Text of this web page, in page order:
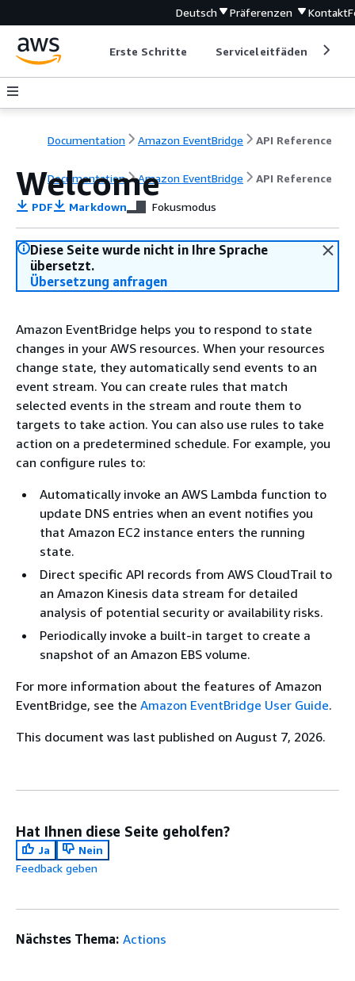
Deutsch Präferenzen Kontakt
Erste Schritte Serviceleitfäden
Documentation Amazon EventBridge API Reference
Documentation Amazon EventBridge API Reference
Welcome
PDF Markdown Fokusmodus
Diese Seite wurde nicht in Ihre Sprache
übersetzt.
Übersetzung anfragen
Amazon EventBridge helps you to respond to state
changes in your AWS resources. When your resources
change state, they automatically send events to an
event stream. You can create rules that match
selected events in the stream and route them to
targets to take action. You can also use rules to take
action on a predetermined schedule. For example, you
can configure rules to:
Automatically invoke an AWS Lambda function to
update DNS entries when an event notifies you
that Amazon EC2 instance enters the running
state.
Direct specific API records from AWS CloudTrail to
an Amazon Kinesis data stream for detailed
analysis of potential security or availability risks.
Periodically invoke a built-in target to create a
snapshot of an Amazon EBS volume.
For more information about the features of Amazon
EventBridge, see the Amazon EventBridge User Guide.
This document was last published on August 7, 2026.
Hat Ihnen diese Seite geholfen?
Ja
Nein
Feedback geben
Nächstes Thema: Actions